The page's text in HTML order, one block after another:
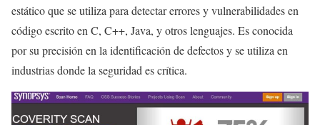
estático que se utiliza para detectar errores y vulnerabilidades en
código escrito en C, C++, Java, y otros lenguajes. Es conocida
por su precisión en la identificación de defectos y se utiliza en
industrias donde la seguridad es crítica.